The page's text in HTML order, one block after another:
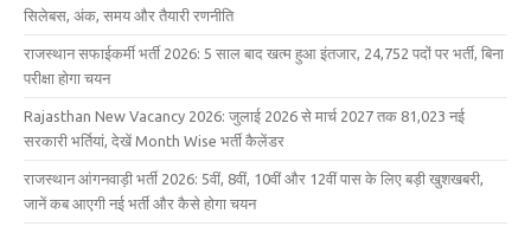
सिलेबस, अंक, समय और तैयारी रणनीति
राजस्थान सफाईकर्मी भर्ती 2026: 5 साल बाद खत्म हुआ इंतजार, 24,752 पदों पर भर्ती, बिना
परीक्षा होगा चयन
Rajasthan New Vacancy 2026: जुलाई 2026 से मार्च 2027 तक 81,023 नई
सरकारी भर्तियां, देखें Month Wise भर्ती कैलेंडर
राजस्थान आंगनवाड़ी भर्ती 2026: 5वीं, 8वीं, 10वीं और 12वीं पास के लिए बड़ी खुशखबरी,
जानें कब आएगी नई भर्ती और कैसे होगा चयन